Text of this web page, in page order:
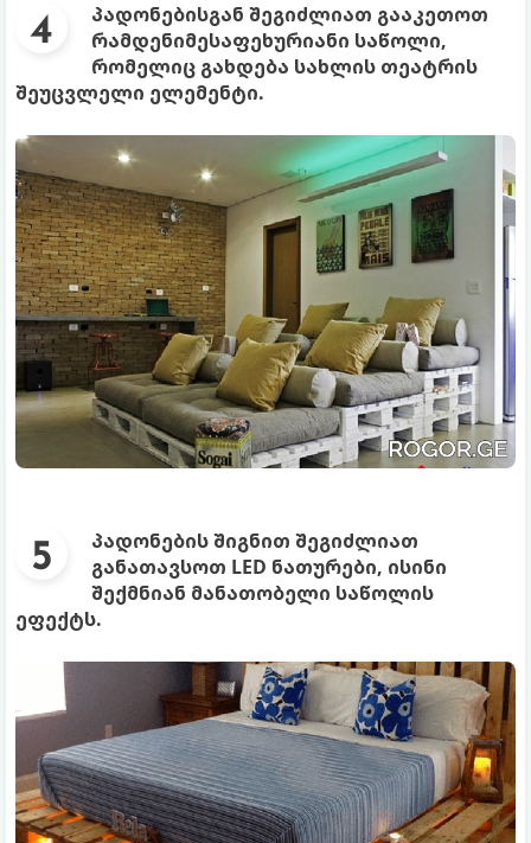
პადონებისგან შეგიძლიათ გააკეთოთ
რამდენიმესაფეხურიანი საწოლი,
რომელიც გახდება სახლის თეატრის
შეუცვლელი ელემენტი.
პადონების შიგნით შეგიძლიათ
განათავსოთ LED ნათურები, ისინი
შექმნიან მანათობელი საწოლის
ეფექტს.